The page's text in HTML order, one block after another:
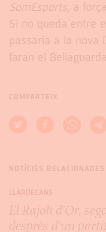
SomEsports , a
Si no queda entre
passaria a la nova
faran el
COMPARTEIX
NOTÍCIES RELACIONADES
LLARDECANS
El Rajolí d'Or,
després d'un